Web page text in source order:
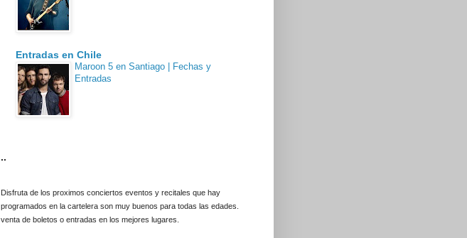
Entradas en Chile
Maroon 5 en Santiago | Fechas y
Entradas
..
Disfruta de los proximos conciertos eventos y recitales que hay
programados en la cartelera son muy buenos para todas las edades.
venta de boletos o entradas en los mejores lugares.